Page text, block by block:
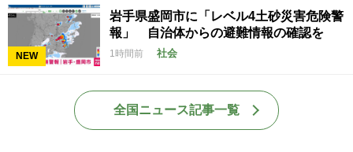
NEW
岩手県盛岡市に「レベル4土砂災害危険警
報」 自治体からの避難情報の確認を
1時間前 社会
全国ニュース記事一覧